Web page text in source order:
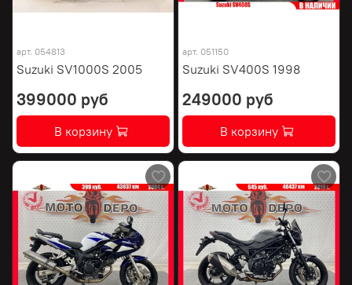
арт. 054813
Suzuki SV1000S 2005
399000 руб
В корзину
арт. 051150
Suzuki SV400S 1998
249000 руб
В корзину